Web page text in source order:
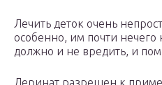
Лечить деток очень
особенно, им почти
должно и не вредить, и
Деринат разрешен к